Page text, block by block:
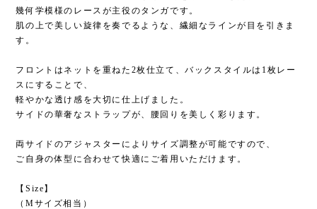
幾何学模様のレースが主役のタンガです。
肌の上で美しい旋律を奏でるような、繊細なラインが目を引きま
す。
フロントはネットを重ねた2枚仕立て、バックスタイルは1枚レー
スにすることで、
軽やかな透け感を大切に仕上げました。
サイドの華奢なストラップが、腰回りを美しく彩ります。
両サイドのアジャスターによりサイズ調整が可能ですので、
ご自身の体型に合わせて快適にご着用いただけます。
【Size】
（Mサイズ相当）